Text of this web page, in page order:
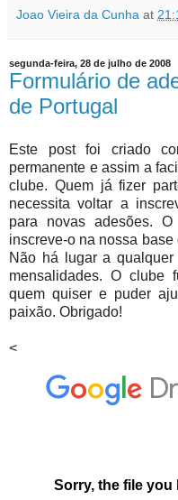
Joao Vieira da Cunha at
segunda-feira, 28 de julho de 2008
Formulário de
de Portugal
Este post foi criado
permanente e assim a
clube. Quem já fizer
necessita voltar a
para novas adesões. O
inscreve-o na nossa
Não há lugar a
mensalidades. O clube
quem quiser e puder
paixão. Obrigado!
<